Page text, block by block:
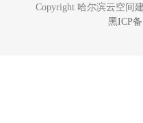
Copyright 哈尔滨云空间
黑ICP